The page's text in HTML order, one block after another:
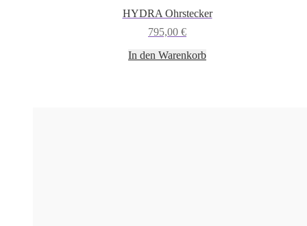
HYDRA Ohrstecker
795,00 €
In den Warenkorb